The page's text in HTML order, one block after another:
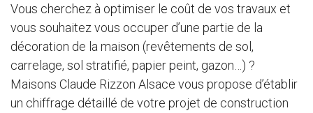
Vous cherchez à optimiser le coût de vos travaux et
vous souhaitez vous occuper d’une partie de la
décoration de la maison (revêtements de sol,
carrelage, sol stratifié, papier peint, gazon…) ?
Maisons Claude Rizzon Alsace vous propose d’établir
un chiffrage détaillé de votre projet de construction